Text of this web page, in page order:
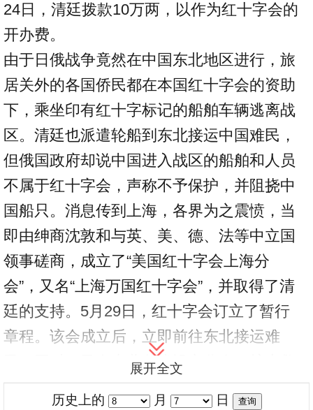
24日，清廷拨款10万两，以作为红十字会的
开办费。
由于日俄战争竟然在中国东北地区进行，旅
居关外的各国侨民都在本国红十字会的资助
下，乘坐印有红十字标记的船舶车辆逃离战
区。清廷也派遣轮船到东北接运中国难民，
但俄国政府却说中国进入战区的船舶和人员
不属于红十字会，声称不予保护，并阻挠中
国船只。消息传到上海，各界为之震愤，当
即由绅商沈敦和与英、美、德、法等中立国
领事磋商，成立了“美国红十字会上海分
会”，又名“上海万国红十字会”，并取得了清
廷的支持。5月29日，红十字会订立了暂行
章程。该会成立后，立即前往东北接运难
民，同时，又在东北各省设立分会，扩大救
济灾民、资送回 籍和战后放赈工作。
展开全文
历史上的 月 日